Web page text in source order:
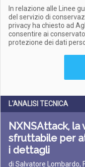
In relazione alle Linee
del servizio di
privacy ha chiesto ad
consentire ai
protezione dei dati
L'ANALISI TECNICA
NXNSAttack, la
sfruttabile per
i dettagli
di Salvatore Lombardo,